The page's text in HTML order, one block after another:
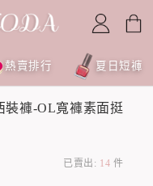
熱賣排行 夏日短褲
裝褲-OL寬褲素面挺
已賣出: 14 件